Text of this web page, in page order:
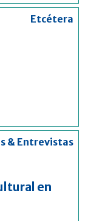
Etcétera
& Entrevistas
en